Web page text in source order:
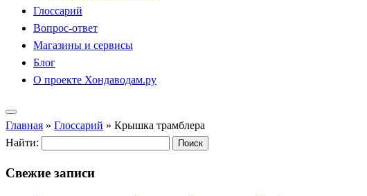
Глоссарий
Вопрос-ответ
Магазины и сервисы
Блог
О проекте Хондаводам.ру
Главная » Глоссарий » Крышка трамблера
Найти:
Свежие записи